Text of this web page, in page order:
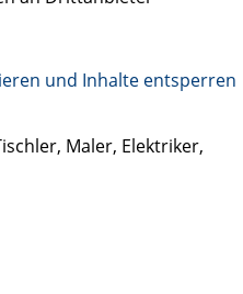
und Inhalte entsperren
Maler, Elektriker,